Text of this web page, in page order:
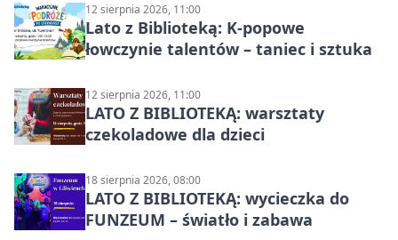
12 sierpnia 2026, 11:00
Lato z Biblioteką: K-popowe
łowczynie talentów – taniec i sztuka
12 sierpnia 2026, 11:00
LATO Z BIBLIOTEKĄ: warsztaty
czekoladowe dla dzieci
18 sierpnia 2026, 08:00
LATO Z BIBLIOTEKĄ: wycieczka do
FUNZEUM – światło i zabawa